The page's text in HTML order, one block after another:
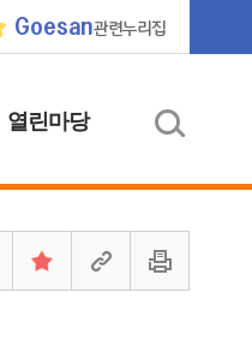
Goesan관련누리집
열린마당